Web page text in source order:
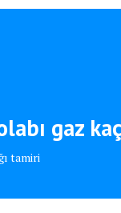
gaz
tamiri